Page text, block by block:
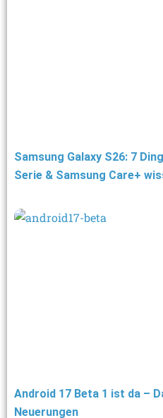
Samsung Galaxy S26: 7
Serie & Samsung Care+
Android 17 Beta 1 ist da –
Neuerungen